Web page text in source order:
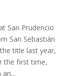
San Prudencio
San Sebastián
title last year,
the first time,